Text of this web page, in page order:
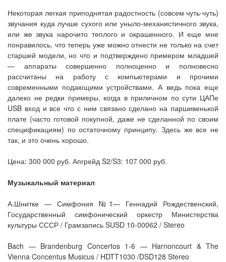
Некоторая легкая приподнятая радостность (совсем чуть-чуть)
звучания куда лучше сухого или уныло-механистичного звука,
или же звука нарочито теплого и окрашенного. И еще мне
понравилось, что теперь уже можно отнести не только на счет
старшей модели, но что и подтверждено примером младшей
— аппараты совершенно полноценно и полновесно
рассчитаны на работу с компьютерами и прочими
современными подающими устройствами. А ведь пока еще
далеко не редки примеры, когда в приличном по сути ЦАПе
USB вход и все что с ним связано сделано на паршивенькой
плате (часто готовой покупной, даже не сделанной по своим
спецификациям) по остаточному принципу. Здесь же все не
так, и это очень хорошо.
Цена: 300 000 руб. Апгрейд S2/S3: 107 000 руб.
Музыкальный материал
А.Шнитке — Симфония №1— Геннадий Рождественский,
Государственный симфонический оркестр Министерства
культуры СССР / Грамзапись SUSD 10-00062 / Stereo
Bach — Brandenburg Concertos 1-6 — Harnoncourt & The
Vienna Concentus Musicus / HDTT1030 /DSD128 Stereo